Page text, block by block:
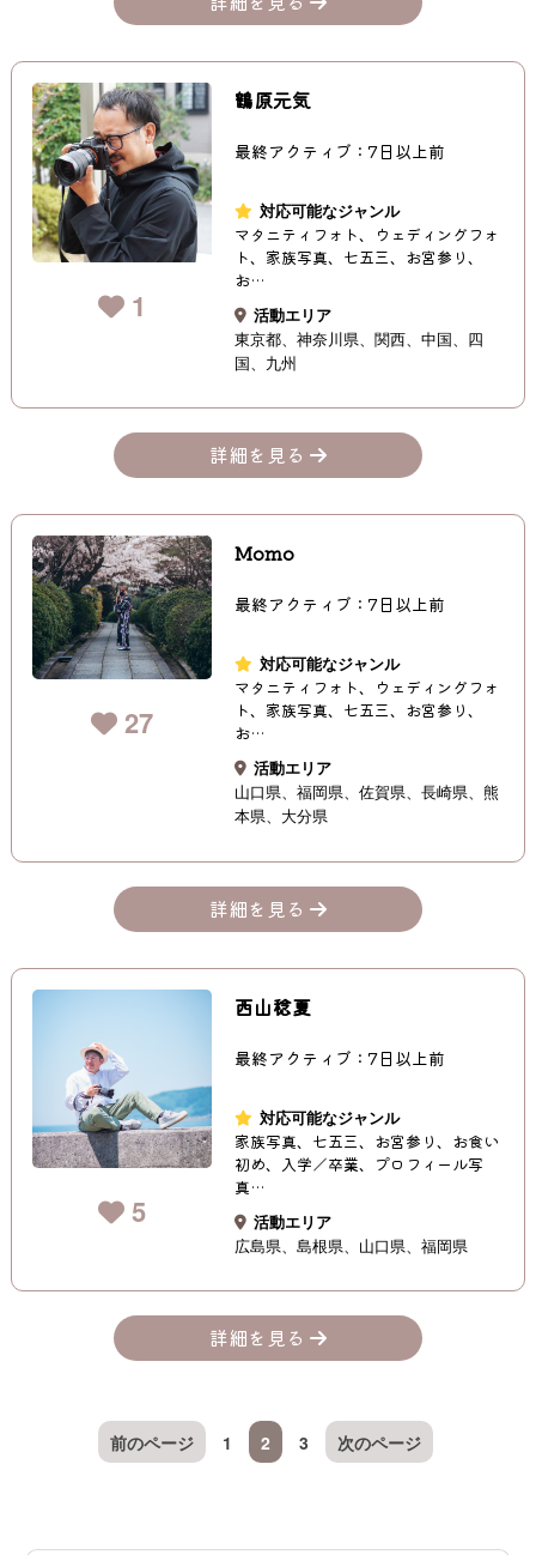
1
鶴原元気
最終アクティブ：7日以上前
対応可能なジャンル
マタニティフォト、ウェディングフォ
ト、家族写真、七五三、お宮参り、
お…
活動エリア
東京都
神奈川県 関西 中国
四
国
九州
詳細を見る
27
Momo
最終アクティブ：7日以上前
対応可能なジャンル
マタニティフォト、ウェディングフォ
ト、家族写真、七五三、お宮参り、
お…
活動エリア
山口県
福岡県 佐賀県 長崎県
熊
本県
大分県
詳細を見る
5
西山稔夏
最終アクティブ：7日以上前
対応可能なジャンル
家族写真、七五三、お宮参り、お食い
初め、入学／卒業、プロフィール写
真…
活動エリア
広島県
島根県 山口県 福岡県
詳細を見る
前のページ 1 2 3 次のページ